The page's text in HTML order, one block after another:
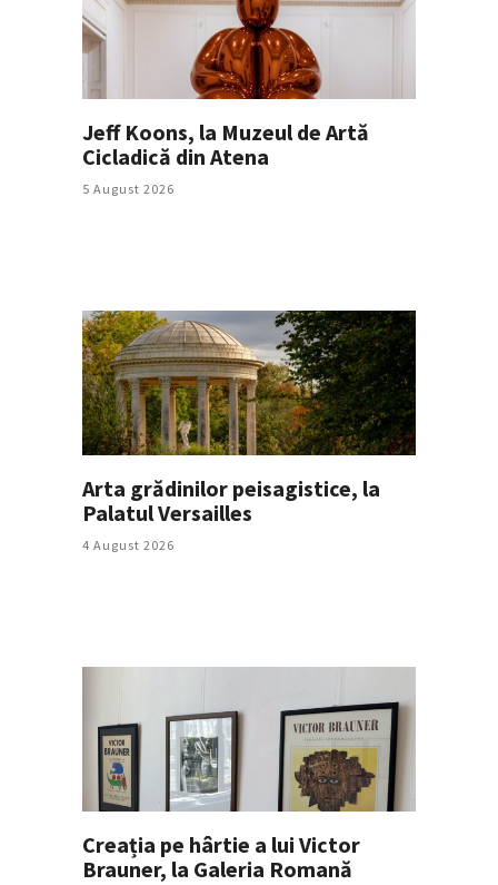
Jeff Koons, la Muzeul de Artă
Cicladică din Atena
5 August 2026
Arta grădinilor peisagistice, la
Palatul Versailles
4 August 2026
Creația pe hârtie a lui Victor
Brauner, la Galeria Romană